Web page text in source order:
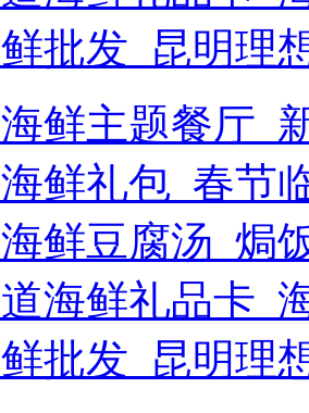
批发_昆明理
鲜主题餐厅_
鲜礼包_春节
鲜豆腐汤_焗
海鲜礼品卡_
批发_昆明理